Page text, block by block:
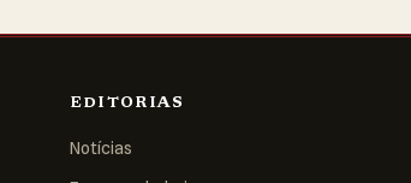
EDITORIAS
Notícias